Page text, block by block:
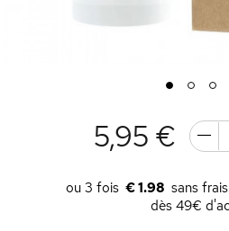
1 2 3
5,95 €
€ 1.98
dès 49€